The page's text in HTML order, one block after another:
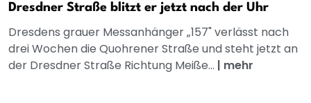
Dresdner Straße blitzt er jetzt nach der Uhr
Dresdens grauer Messanhänger „157" verlässt nach
drei Wochen die Quohrener Straße und steht jetzt an
der Dresdner Straße Richtung Meiße... | mehr